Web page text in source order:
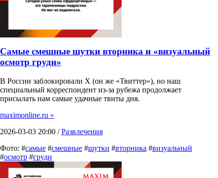
Самые смешные шутки вторника и «визуальный
осмотр груди»
В России заблокировали X (он же «Твиттер»), но наш
специальный корреспондент из-за рубежа продолжает
присылать нам самые удачные твиты дня.
maximonline.ru »
2026-03-03 20:00 /Развлечения
Фото: #самые #смешные #шутки #вторника #визуальный
#осмотр #груди